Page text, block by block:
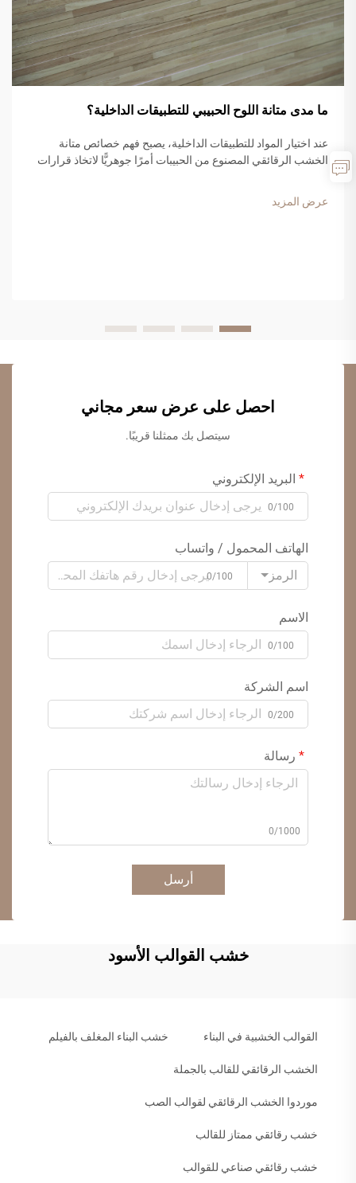
ما مدى متانة اللوح الحبيبي للتطبيقات الداخلية؟
عند اختيار المواد للتطبيقات الداخلية، يصبح فهم خصائص متانة
الخشب الرقائقي المصنوع من الحبيبات أمرًا جوهريًّا لاتخاذ قرارات
المشاريع السكنية والتجارية...
عرض المزيد
احصل على عرض سعر مجاني
سيتصل بك ممثلنا قريبًا.
البريد الإلكتروني
0/100
الهاتف المحمول / واتساب
الرمز
0/100
الاسم
0/100
اسم الشركة
0/200
رسالة
0/1000
أرسل
خشب القوالب الأسود
القوالب الخشبية في البناء خشب البناء المغلف بالفيلم
الخشب الرقائقي للقالب بالجملة
موردوا الخشب الرقائقي لقوالب الصب
خشب رقائقي ممتاز للقالب
خشب رقائقي صناعي للقوالب